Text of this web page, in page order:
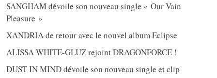
SANGHAM dévoile son nouveau single « Our Vain
Pleasure »
XANDRIA de retour avec le nouvel album Eclipse
ALISSA WHITE-GLUZ rejoint DRAGONFORCE !
DUST IN MIND dévoile son nouveau single et clip